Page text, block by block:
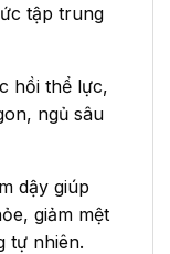
tập trung
hồi thể lực,
ngủ sâu
dậy giúp
giảm mệt
tự nhiên.